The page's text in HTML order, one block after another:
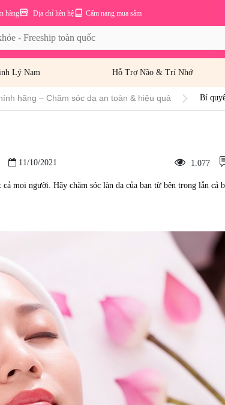
Cẩm nang mua sắm
Địa chỉ liên hệ
hàng
Lý Nam Hỗ Trợ Não & Trí Nhớ
hãng – Chăm sóc da an toàn & hiệu quả Bí
11/10/2021 1.077
mọi người. Hãy chăm sóc làn da của bạn từ bên trong lẫn cả